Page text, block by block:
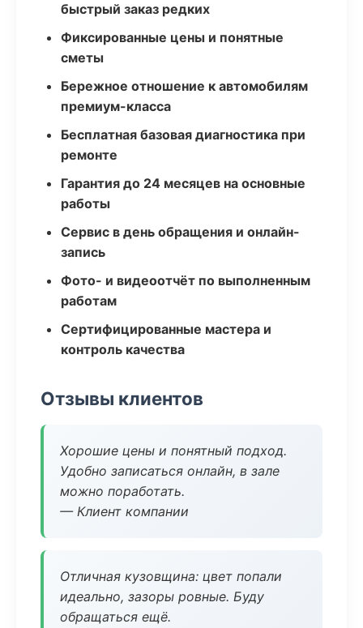
быстрый заказ редких
Фиксированные цены и понятные
сметы
Бережное отношение к автомобилям
премиум-класса
Бесплатная базовая диагностика при
ремонте
Гарантия до 24 месяцев на основные
работы
Сервис в день обращения и онлайн-
запись
Фото- и видеоотчёт по выполненным
работам
Сертифицированные мастера и
контроль качества
Отзывы клиентов
Хорошие цены и понятный подход.
Удобно записаться онлайн, в зале
можно поработать.
— Клиент компании
Отличная кузовщина: цвет попали
идеально, зазоры ровные. Буду
обращаться ещё.